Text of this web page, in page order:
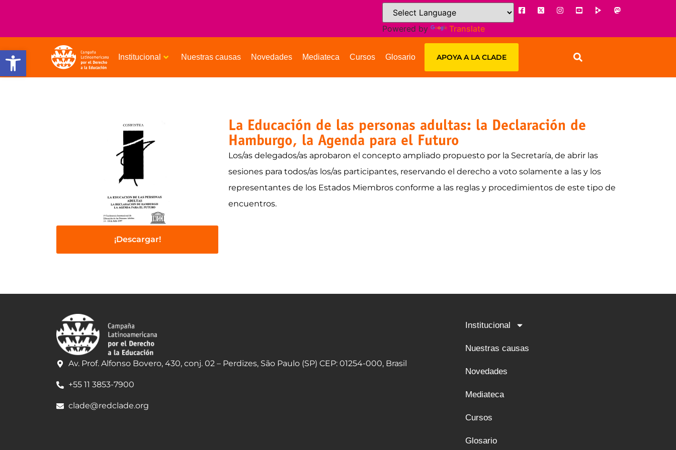
Open toolbar
Powered by Translate
Institucional Nuestras causas Novedades Mediateca Cursos Glosario APOYA A LA CLADE
¡Descargar!
La Educación de las personas adultas: la Declaración de
Hamburgo, la Agenda para el Futuro
Los/as delegados/as aprobaron el concepto ampliado propuesto por la Secretaría, de abrir las
sesiones para todos/as los/as participantes, reservando el derecho a voto solamente a las y los
representantes de los Estados Miembros conforme a las reglas y procedimientos de este tipo de
encuentros.
Av. Prof. Alfonso Bovero, 430, conj. 02 – Perdizes, São Paulo (SP) CEP: 01254-000, Brasil
+55 11 3853-7900
clade@redclade.org
Institucional
Nuestras causas
Novedades
Mediateca
Cursos
Glosario